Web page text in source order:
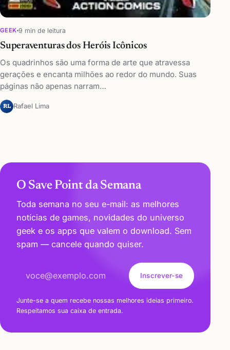
GEEK 9 min de leitura
Superaventuras dos Heróis Icônicos
Os quadrinhos são uma forma de arte que atravessa
gerações e encanta milhões ao redor do mundo. Suas
páginas não apenas narram…
RL Rafael Lima
O Save Point da Semana
Toda semana no seu e-mail: as melhores
notícias de games, novidades do universo
geek e os apps que valem o download. Sem
spam — cancele quando quiser.
Inscrever-se
Junte-se a quem recebe nossas melhores ideias primeiro.
Respeitamos sua caixa de entrada.